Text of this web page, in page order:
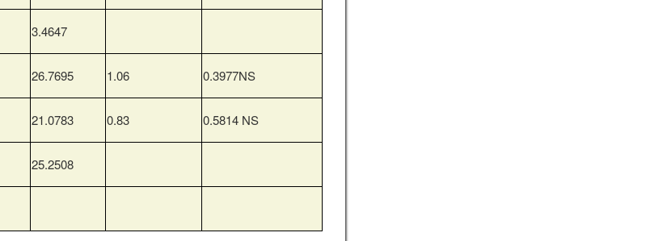
3.4647
26.7695 1.06 0.3977NS
21.0783 0.83 0.5814 NS
25.2508